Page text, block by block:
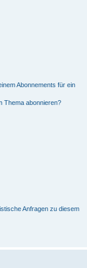
Abonnements für ein
Thema abonnieren?
Anfragen zu diesem